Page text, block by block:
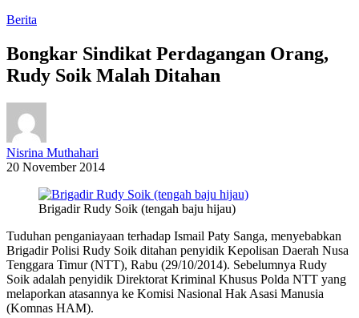
Berita
Bongkar Sindikat Perdagangan Orang,
Rudy Soik Malah Ditahan
Nisrina Muthahari
20 November 2014
Brigadir Rudy Soik (tengah baju hijau)
Tuduhan penganiayaan terhadap Ismail Paty Sanga, menyebabkan
Brigadir Polisi Rudy Soik ditahan penyidik Kepolisan Daerah Nusa
Tenggara Timur (NTT), Rabu (29/10/2014). Sebelumnya Rudy
Soik adalah penyidik Direktorat Kriminal Khusus Polda NTT yang
melaporkan atasannya ke Komisi Nasional Hak Asasi Manusia
(Komnas HAM).